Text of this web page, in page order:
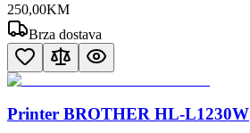
250,00KM
Brza dostava
Printer BROTHER HL-L1230W